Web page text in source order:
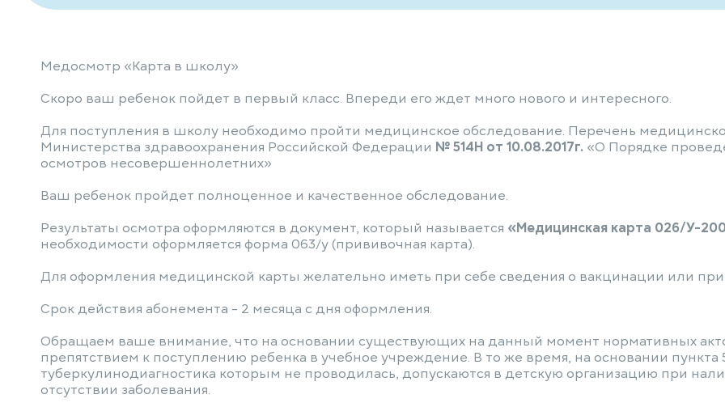
Медосмотр «Карта в школу»
Скоро ваш ребенок пойдет в первый класс. Впереди его ждет много нового и интересного.
Для поступления в школу необходимо пройти медицинское обследование. Перечень
Министерства здравоохранения Российской Федерации № 514Н от 10.08.2017г. «О Порядке
осмотров несовершеннолетних»
Ваш ребенок пройдет полноценное и качественное обследование.
Результаты осмотра оформляются в документ, который называется «Медицинская карта 026/У-
необходимости оформляется форма 063/у (прививочная карта).
Для оформления медицинской карты желательно иметь при себе сведения о вакцинации или
Срок действия абонемента - 2 месяца с дня оформления.
Обращаем ваше внимание, что на основании существующих на данный момент нормативных
препятствием к поступлению ребенка в учебное учреждение. В то же время, на основании пункта
туберкулинодиагностика которым не проводилась, допускаются в детскую организацию при
отсутствии заболевания.